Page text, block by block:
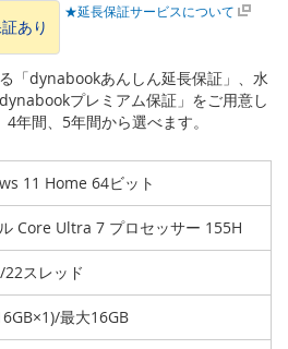
あり
★延長保証サービスについて
「dynabookあんしん延長保証」、水
プレミアム保証」をご用意し
年間、5年間から選べます。
11 Home 64ビット
Core Ultra 7 プロセッサー 155H
22スレッド
最大16GB